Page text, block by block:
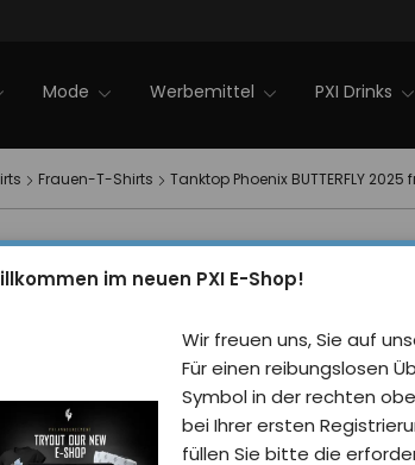
im neuen PXI E-Shop!
Wir freuen uns, Sie auf
Für einen reibungslosen
Symbol in der rechten
bei Ihrer ersten
füllen Sie bitte die
Mode Werbemittel PXI Drinks
Frauen-T-Shirts Tanktop Phoenix BUTTERFLY 2025